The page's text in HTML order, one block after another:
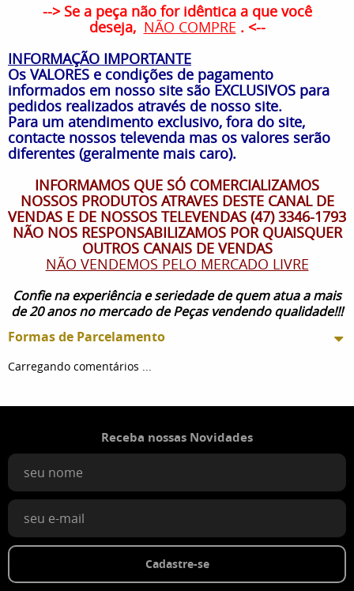
--> Se a peça não for idêntica a que você
deseja, NÃO COMPRE . <--
INFORMAÇÃO IMPORTANTE
Os VALORES e condições de pagamento
informados em nosso site são EXCLUSIVOS para
pedidos realizados através de nosso site.
Para um atendimento exclusivo, fora do site,
contacte nossos televenda mas os valores serão
diferentes (geralmente mais caro).
INFORMAMOS QUE SÓ COMERCIALIZAMOS
NOSSOS PRODUTOS ATRAVES DESTE CANAL DE
VENDAS E DE NOSSOS TELEVENDAS (47) 3346-1793
NÃO NOS RESPONSABILIZAMOS POR QUAISQUER
OUTROS CANAIS DE VENDAS
NÃO VENDEMOS PELO MERCADO LIVRE
Confie na experiência e seriedade de quem atua a mais
de 20 anos no mercado de Peças vendendo qualidade!!!
Formas de Parcelamento
Carregando comentários ...
Receba nossas Novidades
Cadastre-se